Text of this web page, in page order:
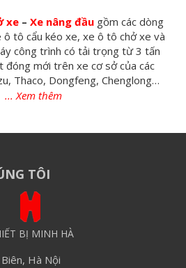
xe – Xe nâng đầu gồm các dòng
tô cẩu kéo xe, xe ô tô chở xe và
công trình có tải trọng từ 3 tấn
đóng mới trên xe cơ sở của các
Thaco, Dongfeng, Chenglong…
TÔI
BỊ MINH HÀ
Hà Nội